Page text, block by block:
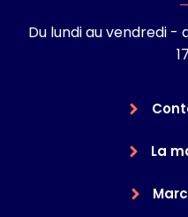
Du lundi au vendredi -
La